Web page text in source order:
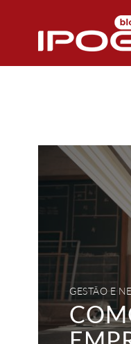
Como
empreendedor?
GESTÃO E